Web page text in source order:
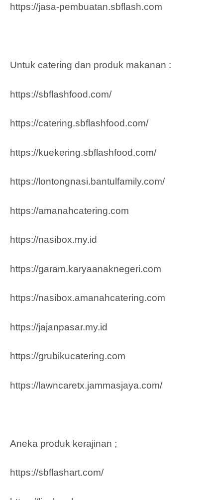
https://jasa-pembuatan.sbflash.com
Untuk catering dan produk makanan :
https://sbflashfood.com/
https://catering.sbflashfood.com/
https://kuekering.sbflashfood.com/
https://lontongnasi.bantulfamily.com/
https://amanahcatering.com
https://nasibox.my.id
https://garam.karyaanaknegeri.com
https://nasibox.amanahcatering.com
https://jajanpasar.my.id
https://grubikucatering.com
https://lawncaretx.jammasjaya.com/
Aneka produk kerajinan ;
https://sbflashart.com/